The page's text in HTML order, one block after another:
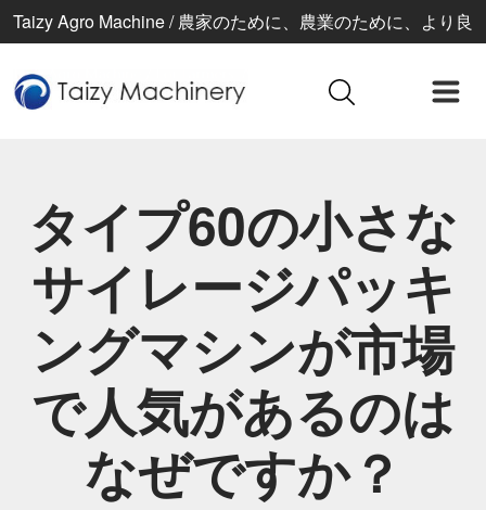
Taizy Agro Machine / 農家のために、農業のために、より良
タイプ60の小さな
サイレージパッキ
ングマシンが市場
で人気があるのは
なぜですか？